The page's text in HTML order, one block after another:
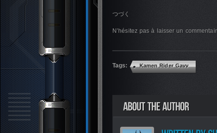
つづく
N’hésitez pas à laisser un
Tags: Kamen Rider Gavv